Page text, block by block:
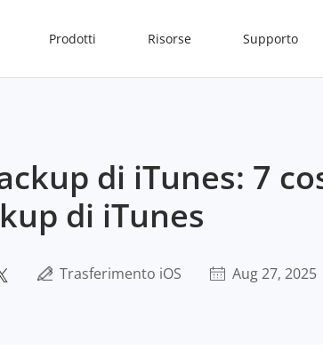
Prodotti Risorse Supporto
di iTunes: 7
di iTunes
Trasferimento iOS Aug 27, 2025